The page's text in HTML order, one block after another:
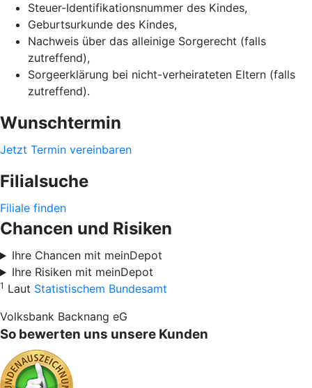
Steuer-Identifikationsnummer des Kindes,
Geburtsurkunde des Kindes,
Nachweis über das alleinige Sorgerecht (falls
zutreffend),
Sorgeerklärung bei nicht-verheirateten Eltern (falls
zutreffend).
Wunschtermin
Jetzt Termin vereinbaren
Filialsuche
Filiale finden
Chancen und Risiken
Ihre Chancen mit meinDepot
Ihre Risiken mit meinDepot
1 Laut Statistischem Bundesamt
Volksbank Backnang eG
So bewerten uns unsere Kunden